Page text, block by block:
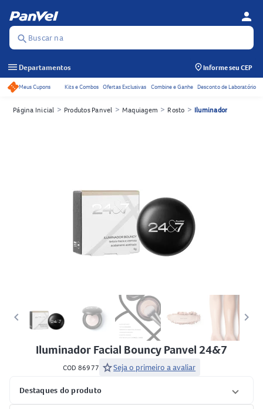
search Buscar na
person
menu Departamentos Informe seu CEP
Acessos rápidos do cabeçalho
Meus Cupons Kits e Combos Ofertas Exclusivas Combine e Ganhe Desconto de Laboratório
Página Inicial > Produtos Panvel > Maquiagem > Rosto > Iluminador
keyboard_arrow_left keyboard_arrow_right
Iluminador Facial Bouncy Panvel 24&7
COD 86977 starSeja o primeiro a avaliar
Destaques do produto